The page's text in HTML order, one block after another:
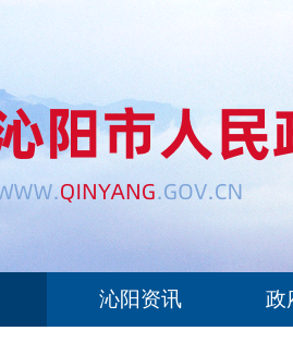
沁阳资讯 政